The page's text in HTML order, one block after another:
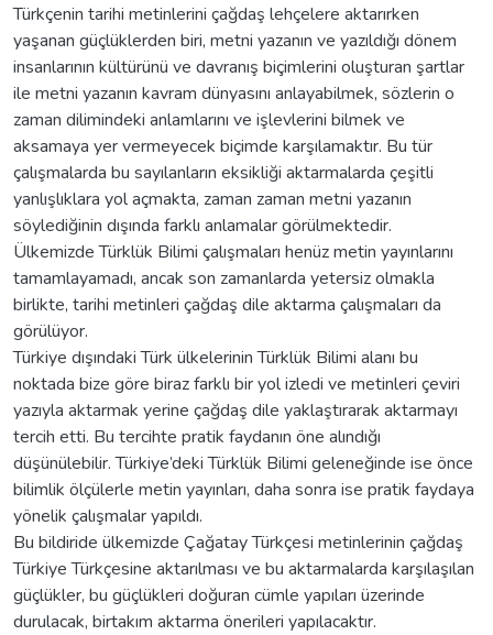
Türkçenin tarihi metinlerini çağdaş lehçelere aktarırken
yaşanan güçlüklerden biri, metni yazanın ve yazıldığı dönem
insanlarının kültürünü ve davranış biçimlerini oluşturan şartlar
ile metni yazanın kavram dünyasını anlayabilmek, sözlerin o
zaman dilimindeki anlamlarını ve işlevlerini bilmek ve
aksamaya yer vermeyecek biçimde karşılamaktır. Bu tür
çalışmalarda bu sayılanların eksikliği aktarmalarda çeşitli
yanlışlıklara yol açmakta, zaman zaman metni yazanın
söylediğinin dışında farklı anlamalar görülmektedir.
Ülkemizde Türklük Bilimi çalışmaları henüz metin yayınlarını
tamamlayamadı, ancak son zamanlarda yetersiz olmakla
birlikte, tarihi metinleri çağdaş dile aktarma çalışmaları da
görülüyor.
Türkiye dışındaki Türk ülkelerinin Türklük Bilimi alanı bu
noktada bize göre biraz farklı bir yol izledi ve metinleri çeviri
yazıyla aktarmak yerine çağdaş dile yaklaştırarak aktarmayı
tercih etti. Bu tercihte pratik faydanın öne alındığı
düşünülebilir. Türkiye’deki Türklük Bilimi geleneğinde ise önce
bilimlik ölçülerle metin yayınları, daha sonra ise pratik faydaya
yönelik çalışmalar yapıldı.
Bu bildiride ülkemizde Çağatay Türkçesi metinlerinin çağdaş
Türkiye Türkçesine aktarılması ve bu aktarmalarda karşılaşılan
güçlükler, bu güçlükleri doğuran cümle yapıları üzerinde
durulacak, birtakım aktarma önerileri yapılacaktır.